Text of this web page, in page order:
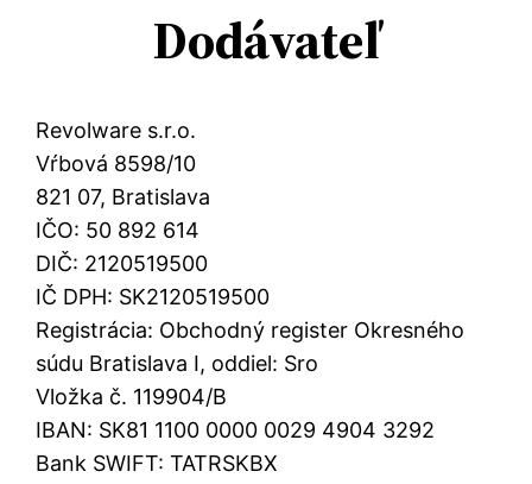
Dodávateľ
Revolware s.r.o.
Vŕbová 8598/10
821 07, Bratislava
IČO: 50 892 614
DIČ: 2120519500
IČ DPH: SK2120519500
Registrácia: Obchodný register Okresného
súdu Bratislava I, oddiel: Sro
Vložka č. 119904/B
IBAN: SK81 1100 0000 0029 4904 3292
Bank SWIFT: TATRSKBX